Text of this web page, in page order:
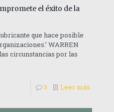
el éxito de la
que hace posible
WARREN
circunstancias por las
3 Leer más